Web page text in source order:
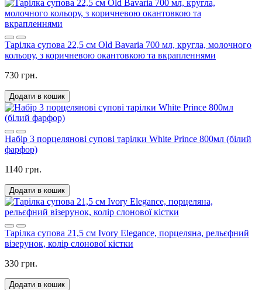
Тарілка супова 22,5 см Old Bavariа 700 мл, кругла, молочного
кольору, з коричневою окантовкою та вкрапленнями
730 грн.
Додати в кошик
Набір 3 порцелянові супові тарілки White Prince 800мл (білий
фарфор)
1140 грн.
Додати в кошик
Тарілка супова 21,5 см Ivory Elegance, порцеляна, рельєфний
візерунок, колір слонової кістки
330 грн.
Додати в кошик